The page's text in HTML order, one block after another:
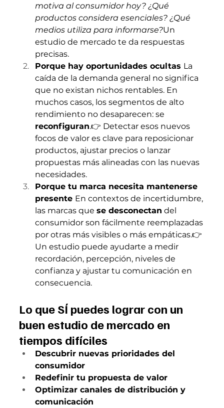
motiva al consumidor hoy? ¿Qué
productos considera esenciales? ¿Qué
medios utiliza para informarse?Un
estudio de mercado te da respuestas
precisas.
Porque hay oportunidades ocultas La
caída de la demanda general no significa
que no existan nichos rentables. En
muchos casos, los segmentos de alto
rendimiento no desaparecen: se
reconfiguran.👉 Detectar esos nuevos
focos de valor es clave para reposicionar
productos, ajustar precios o lanzar
propuestas más alineadas con las nuevas
necesidades.
Porque tu marca necesita mantenerse
presente En contextos de incertidumbre,
las marcas que se desconectan del
consumidor son fácilmente reemplazadas
por otras más visibles o más empáticas.👉
Un estudio puede ayudarte a medir
recordación, percepción, niveles de
confianza y ajustar tu comunicación en
consecuencia.
Lo que SÍ puedes lograr con un
buen estudio de mercado en
tiempos difíciles
Descubrir nuevas prioridades del
consumidor
Redefinir tu propuesta de valor
Optimizar canales de distribución y
comunicación